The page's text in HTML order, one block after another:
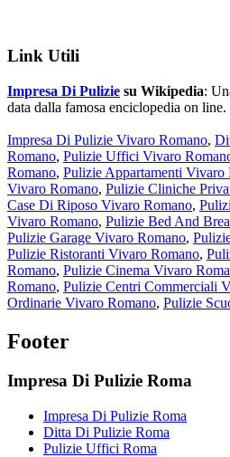
Link Utili
Impresa Di Pulizie su Wikipedia:
data dalla famosa enciclopedia on line.
Impresa Di Pulizie Vivaro Romano,
Romano, Pulizie Uffici Vivaro
Romano, Pulizie Appartamenti Vivaro
Vivaro Romano, Pulizie Cliniche
Case Di Riposo Vivaro Romano,
Vivaro Romano, Pulizie Bed And
Pulizie Garage Vivaro Romano,
Pulizie Ristoranti Vivaro Romano,
Romano, Pulizie Cinema Vivaro
Romano, Pulizie Centri Commerciali
Ordinarie Vivaro Romano, Pulizie
Footer
Impresa Di Pulizie Roma
Impresa Di Pulizie Roma
Ditta Di Pulizie Roma
Pulizie Uffici Roma